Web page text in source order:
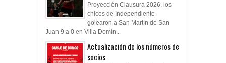
Proyección Clausura 2026, los
chicos de Independiente
golearon a San Martín de San
Juan 9 a 0 en Villa Domín...
Actualización de los números de
socios